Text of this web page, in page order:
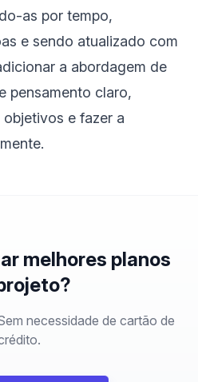
as por tempo,
e sendo atualizado com
a abordagem de
pensamento claro,
e fazer a
melhores planos
necessidade de cartão de